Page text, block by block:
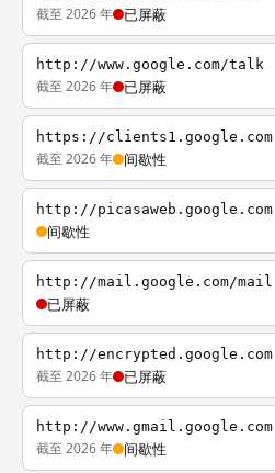
截至 2026 年 已屏蔽
http://www.google.com/talk
截至 2026 年 已屏蔽
https://clients1.google.com
截至 2026 年 间歇性
http://picasaweb.google.com
间歇性
http://mail.google.com/mail
已屏蔽
http://encrypted.google.com
截至 2026 年 已屏蔽
http://www.gmail.google.com
截至 2026 年 间歇性